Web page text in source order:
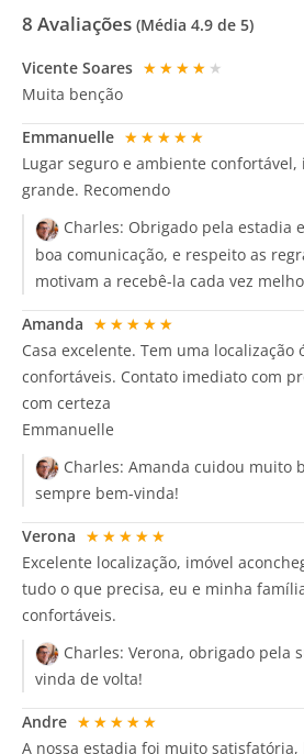
8 Avaliações (Média 4.9 de 5)
Vicente Soares ★★★★★
Muita benção
Emmanuelle ★★★★★
Lugar seguro e ambiente
grande. Recomendo
Charles: Obrigado pela estadia
boa comunicação, e respeito as
motivam a recebê-la cada vez
Amanda ★★★★★
Casa excelente. Tem uma localização
confortáveis. Contato imediato com
com certeza️
Emmanuelle
Charles: Amanda cuidou muito
sempre bem-vinda!
Verona ★★★★★
Excelente localização, imóvel
tudo o que precisa, eu e minha
confortáveis.
Charles: Verona, obrigado pela
vinda de volta!
Andre ★★★★★
A nossa estadia foi muito satisfatória,